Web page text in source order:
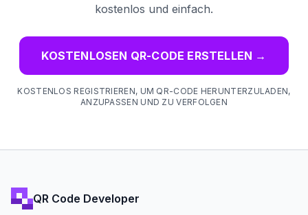
kostenlos und einfach.
KOSTENLOSEN QR-CODE ERSTELLEN →
KOSTENLOS REGISTRIEREN, UM QR-CODE HERUNTERZULADEN,
ANZUPASSEN UND ZU VERFOLGEN
QR Code Developer